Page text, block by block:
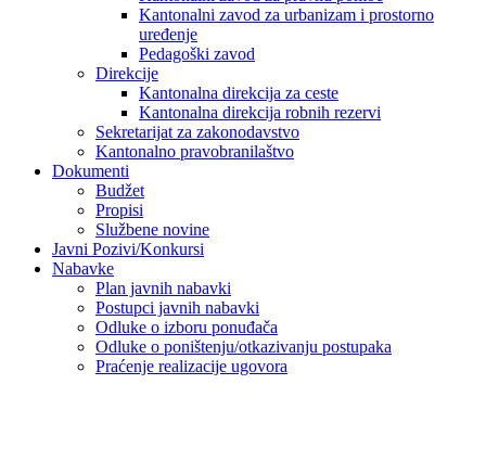
Kantonalni zavod za urbanizam i prostorno
uređenje
Pedagoški zavod
Direkcije
Kantonalna direkcija za ceste
Kantonalna direkcija robnih rezervi
Sekretarijat za zakonodavstvo
Kantonalno pravobranilaštvo
Dokumenti
Budžet
Propisi
Službene novine
Javni Pozivi/Konkursi
Nabavke
Plan javnih nabavki
Postupci javnih nabavki
Odluke o izboru ponuđača
Odluke o poništenju/otkazivanju postupaka
Praćenje realizacije ugovora